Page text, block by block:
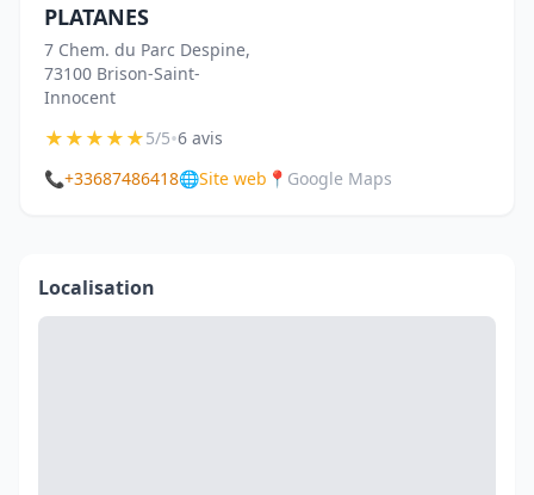
PLATANES
7 Chem. du Parc Despine,
73100 Brison-Saint-
Innocent
★★★★★5/5•6 avis
📞+33687486418🌐Site web 📍 Google Maps
Localisation